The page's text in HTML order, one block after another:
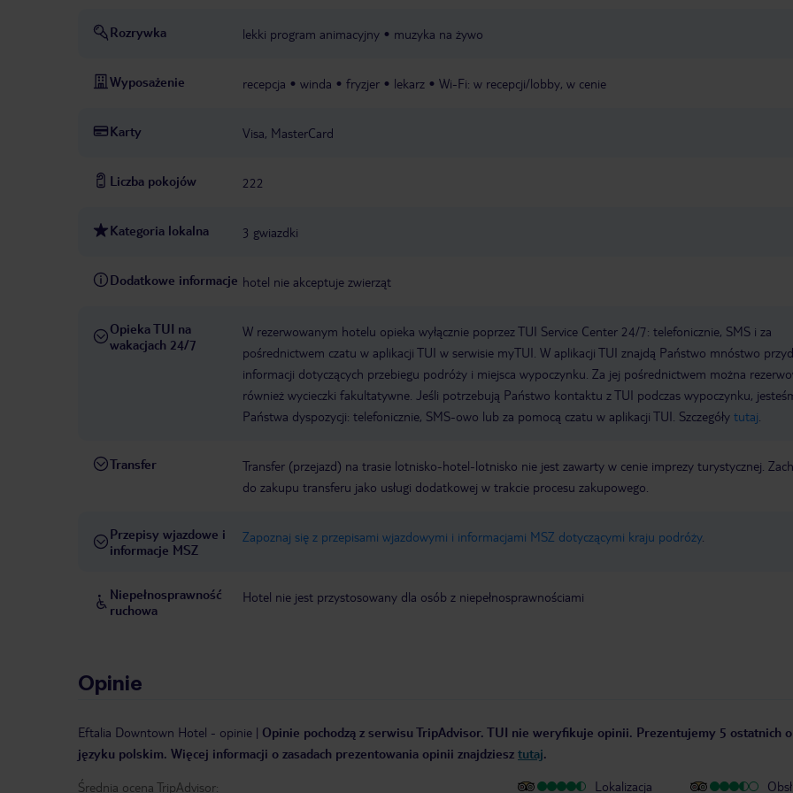
Rozrywka lekki program animacyjny muzyka na żywo
Wyposażenie recepcja winda fryzjer lekarz Wi-Fi: w recepcji/lobby, w cenie
Karty Visa, MasterCard
Liczba pokojów 222
Kategoria lokalna 3 gwiazdki
Dodatkowe informacje hotel nie akceptuje zwierząt
Opieka TUI na
wakacjach 24/7
W rezerwowanym hotelu opieka wyłącznie poprzez TUI Service Center 24/7: telefonicznie, SMS i za
pośrednictwem czatu w aplikacji TUI w serwisie myTUI. W aplikacji TUI znajdą Państwo mnóstwo
informacji dotyczących przebiegu podróży i miejsca wypoczynku. Za jej pośrednictwem można
również wycieczki fakultatywne. Jeśli potrzebują Państwo kontaktu z TUI podczas wypoczynku,
Państwa dyspozycji: telefonicznie, SMS-owo lub za pomocą czatu w aplikacji TUI. Szczegóły tutaj
Transfer
Transfer (przejazd) na trasie lotnisko-hotel-lotnisko nie jest zawarty w cenie imprezy turystycznej.
do zakupu transferu jako usługi dodatkowej w trakcie procesu zakupowego.
Przepisy wjazdowe i
informacje MSZ
Zapoznaj się z przepisami wjazdowymi i informacjami MSZ dotyczącymi kraju podróży.
Niepełnosprawność
ruchowa
Hotel nie jest przystosowany dla osób z niepełnosprawnościami
Opinie
Eftalia Downtown Hotel - opinie | Opinie pochodzą z serwisu TripAdvisor. TUI nie weryfikuje opinii. Prezentujemy 5 ostatnich
języku polskim. Więcej informacji o zasadach prezentowania opinii znajdziesz tutaj.
Średnia ocena TripAdvisor: Lokalizacja